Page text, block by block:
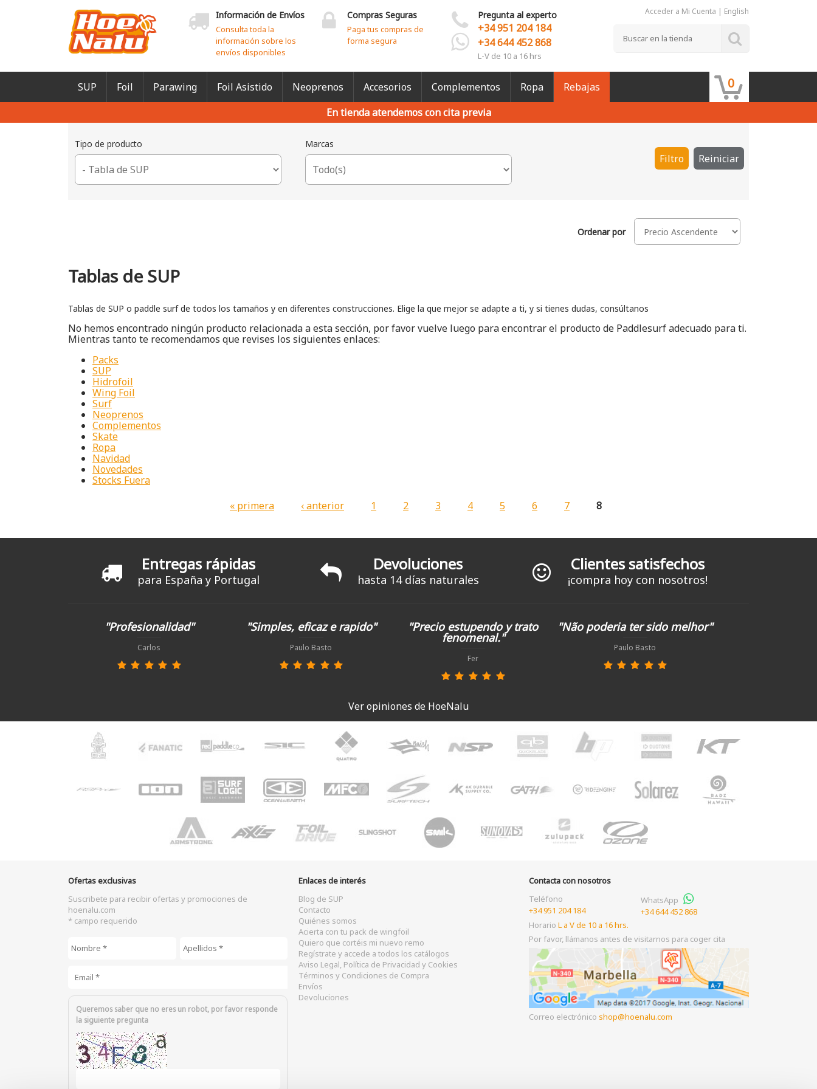
Información de Envíos
Consulta toda la
información sobre los
envíos disponibles
Compras Seguras
Paga tus compras de
forma segura
Pregunta al experto
+34 951 204 184
+34 644 452 868
L-V de 10 a 16 hrs
Acceder a Mi Cuenta | English
SUP Foil Parawing Foil Asistido Neoprenos Accesorios Complementos Ropa Rebajas 0
En tienda atendemos con cita previa
Tipo de producto Marcas
Filtro Reiniciar
Ordenar por
Tablas de SUP
Tablas de SUP o paddle surf de todos los tamaños y en diferentes construcciones. Elige la que mejor se adapte a ti, y si tienes dudas, consúltanos
No hemos encontrado ningún producto relacionada a esta sección, por favor vuelve luego para encontrar el producto de Paddlesurf adecuado para ti.
Mientras tanto te recomendamos que revises los siguientes enlaces:
Packs
SUP
Hidrofoil
Wing Foil
Surf
Neoprenos
Complementos
Skate
Ropa
Navidad
Novedades
Stocks Fuera
« primera ‹ anterior 1 2 3 4 5 6 7 8
Entregas rápidas
para España y Portugal
Devoluciones
hasta 14 días naturales
Clientes satisfechos
¡compra hoy con nosotros!
"Profesionalidad"
Carlos
"Simples, eficaz e rapido"
Paulo Basto
"Precio estupendo y trato
fenomenal."
Fer
"Não poderia ter sido melhor"
Paulo Basto
Ver opiniones de HoeNalu
Ofertas exclusivas
Suscribete para recibir ofertas y promociones de
hoenalu.com
* campo requerido
Queremos saber que no eres un robot, por favor responde
la siguiente pregunta
Enlaces de interés
Blog de SUP
Contacto
Quiénes somos
Acierta con tu pack de wingfoil
Quiero que cortéis mi nuevo remo
Regístrate y accede a todos los catálogos
Aviso Legal, Política de Privacidad y Cookies
Términos y Condiciones de Compra
Envíos
Devoluciones
Contacta con nosotros
Teléfono
+34 951 204 184
WhatsApp
+34 644 452 868
HorarioL a V de 10 a 16 hrs.
Por favor, llámanos antes de visitarnos para coger cita
Correo electrónicoshop hoenalu.com